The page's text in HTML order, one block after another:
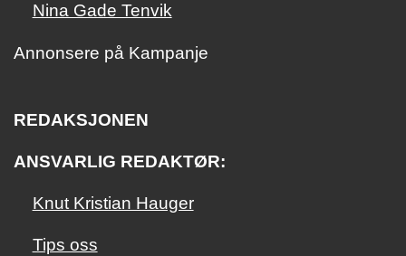
Nina Gade Tenvik
Annonsere på Kampanje
REDAKSJONEN
ANSVARLIG REDAKTØR:
Knut Kristian Hauger
Tips oss